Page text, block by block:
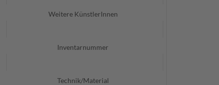
Weitere KünstlerInnen
Inventarnummer
Technik/Material